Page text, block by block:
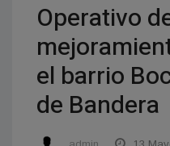
Operativo
el barrio
de Bandera